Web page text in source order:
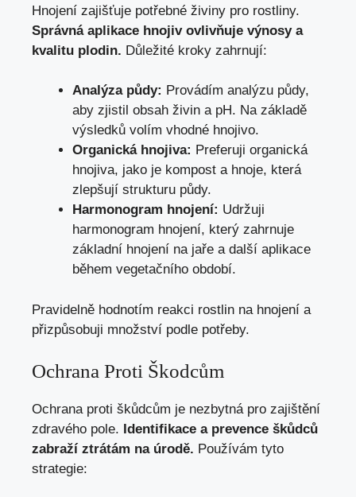
Hnojení zajišťuje potřebné živiny pro rostliny.
Správná aplikace hnojiv ovlivňuje výnosy a
kvalitu plodin. Důležité kroky zahrnují:
Analýza půdy: Provádím analýzu půdy,
aby zjistil obsah živin a pH. Na základě
výsledků volím vhodné hnojivo.
Organická hnojiva: Preferuji organická
hnojiva, jako je kompost a hnoje, která
zlepšují strukturu půdy.
Harmonogram hnojení: Udržuji
harmonogram hnojení, který zahrnuje
základní hnojení na jaře a další aplikace
během vegetačního období.
Pravidelně hodnotím reakci rostlin na hnojení a
přizpůsobuji množství podle potřeby.
Ochrana Proti Škodcům
Ochrana proti škůdcům je nezbytná pro zajištění
zdravého pole. Identifikace a prevence škůdců
zabraží ztrátám na úrodě. Používám tyto
strategie: